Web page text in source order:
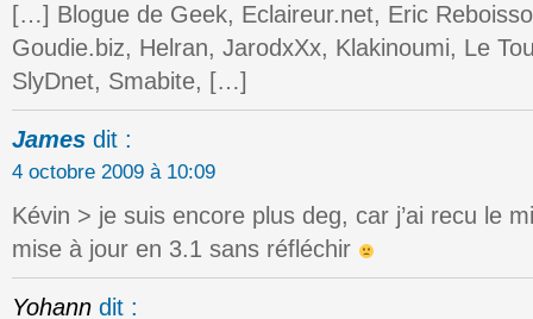
[…] Blogue de Geek, Eclaireur.net, Eric
Goudie.biz, Helran, JarodxXx, Klakinoumi, Le
SlyDnet, Smabite, […]
James dit :
4 octobre 2009 à 10:09
Kévin > je suis encore plus deg, car j’ai recu le
mise à jour en 3.1 sans réfléchir
Yohann dit :